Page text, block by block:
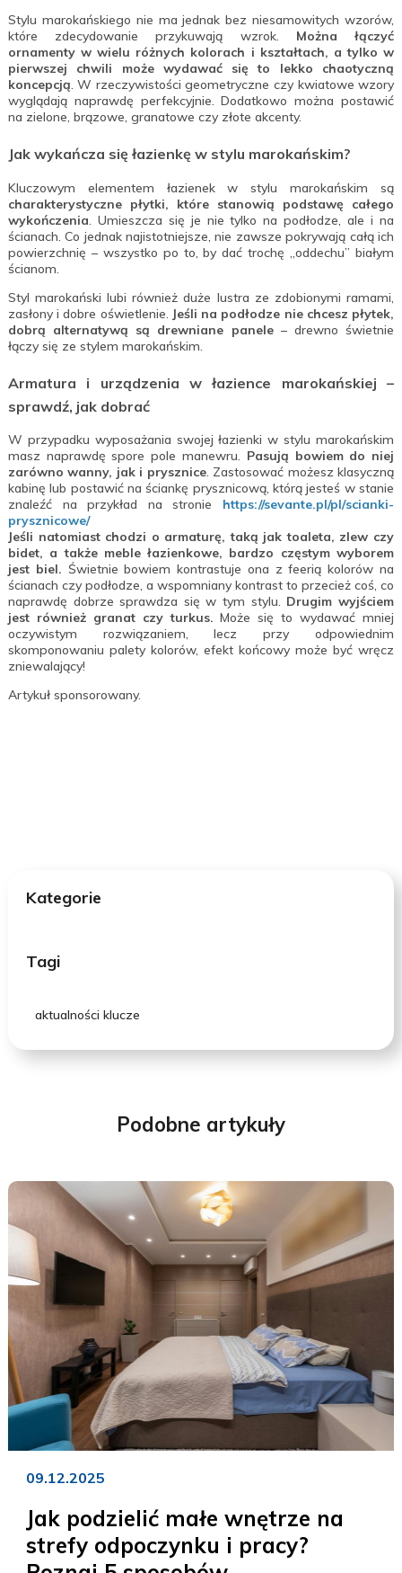
Stylu marokańskiego nie ma jednak bez niesamowitych wzorów,
które zdecydowanie przykuwają wzrok. Można łączyć
ornamenty w wielu różnych kolorach i kształtach, a tylko w
pierwszej chwili może wydawać się to lekko chaotyczną
koncepcją. W rzeczywistości geometryczne czy kwiatowe wzory
wyglądają naprawdę perfekcyjnie. Dodatkowo można postawić
na zielone, brązowe, granatowe czy złote akcenty.
Jak wykańcza się łazienkę w stylu marokańskim?
Kluczowym elementem łazienek w stylu marokańskim są
charakterystyczne płytki, które stanowią podstawę całego
wykończenia . Umieszcza się je nie tylko na podłodze, ale i na
ścianach. Co jednak najistotniejsze, nie zawsze pokrywają całą ich
powierzchnię – wszystko po to, by dać trochę „oddechu” białym
ścianom.
Styl marokański lubi również duże lustra ze zdobionymi ramami,
zasłony i dobre oświetlenie. Jeśli na podłodze nie chcesz płytek,
dobrą alternatywą są drewniane panele– drewno świetnie
łączy się ze stylem marokańskim.
Armatura i urządzenia w łazience marokańskiej –
sprawdź, jak dobrać
W przypadku wyposażania swojej łazienki w stylu marokańskim
masz naprawdę spore pole manewru. Pasują bowiem do niej
zarówno wanny, jak i prysznice. Zastosować możesz klasyczną
kabinę lub postawić na ściankę prysznicową, którą jesteś w stanie
znaleźć na przykład na stronie https://sevante.pl/pl/scianki-
prysznicowe/
Jeśli natomiast chodzi o armaturę, taką jak toaleta, zlew czy
bidet, a także meble łazienkowe, bardzo częstym wyborem
jest biel. Świetnie bowiem kontrastuje ona z feerią kolorów na
ścianach czy podłodze, a wspomniany kontrast to przecież coś, co
naprawdę dobrze sprawdza się w tym stylu. Drugim wyjściem
jest również granat czy turkus. Może się to wydawać mniej
oczywistym rozwiązaniem, lecz przy odpowiednim
skomponowaniu palety kolorów, efekt końcowy może być wręcz
zniewalający!
Artykuł sponsorowany.
Kategorie
Tagi
aktualności klucze
Podobne artykuły
09.12.2025
Jak podzielić małe wnętrze na
strefy odpoczynku i pracy?